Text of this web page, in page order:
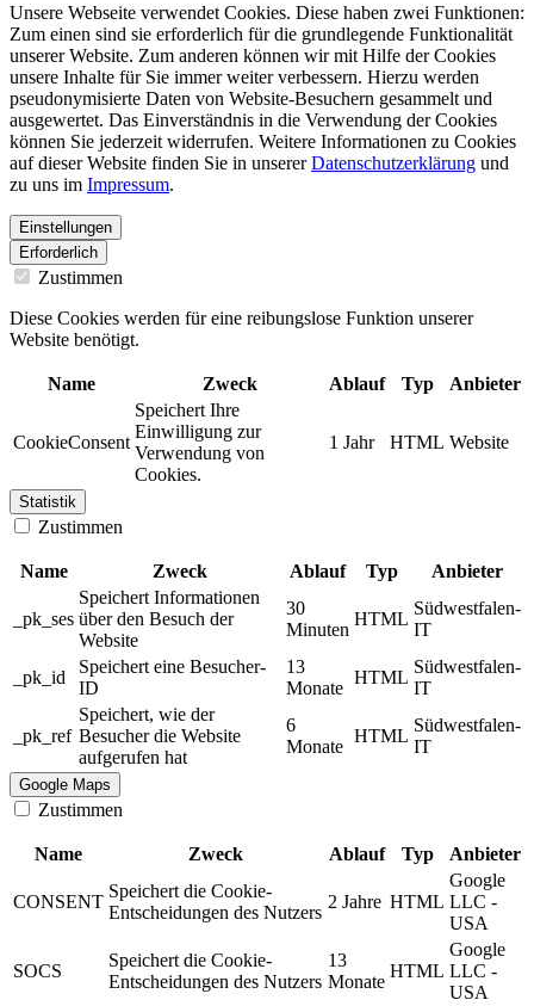
Unsere Webseite verwendet Cookies. Diese haben zwei Funktionen:
Zum einen sind sie erforderlich für die grundlegende Funktionalität
unserer Website. Zum anderen können wir mit Hilfe der Cookies
unsere Inhalte für Sie immer weiter verbessern. Hierzu werden
pseudonymisierte Daten von Website-Besuchern gesammelt und
ausgewertet. Das Einverständnis in die Verwendung der Cookies
können Sie jederzeit widerrufen. Weitere Informationen zu Cookies
auf dieser Website finden Sie in unsererDatenschutzerklärung und
zu uns im Impressum.
Einstellungen
Erforderlich
Zustimmen
Diese Cookies werden für eine reibungslose Funktion unserer
Website benötigt.
Name Zweck Ablauf Typ Anbieter
CookieConsent
Speichert Ihre
Einwilligung zur
Verwendung von
Cookies.
1 Jahr HTML Website
Statistik
Zustimmen
Name Zweck Ablauf Typ Anbieter
_pk_ses
Speichert Informationen
über den Besuch der
Website
30
Minuten
HTML
Südwestfalen-
IT
_pk_id
Speichert eine Besucher-
ID
13
Monate
HTML
Südwestfalen-
IT
_pk_ref
Speichert, wie der
Besucher die Website
aufgerufen hat
6
Monate
HTML
Südwestfalen-
IT
Google Maps
Zustimmen
Name Zweck Ablauf Typ Anbieter
CONSENT
Speichert die Cookie-
Entscheidungen des Nutzers
2 Jahre HTML
Google
LLC -
USA
SOCS
Speichert die Cookie-
Entscheidungen des Nutzers
13
Monate
HTML
Google
LLC -
USA